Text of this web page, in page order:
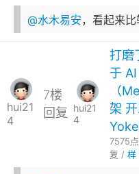
@水木易安，看起来
hui21
4
7楼
回复 hui21
4
打磨
于
（
架
7575
复 / 样